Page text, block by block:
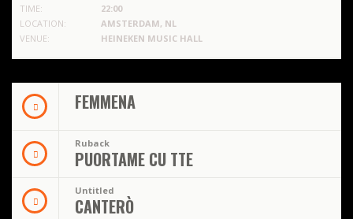
TIME:
22:00
LOCATION:
AMSTERDAM, NL
VENUE:
HEINEKEN MUSIC HALL
FEMMENA
Ruback
PUORTAME CU TTE
Untitled
CANTERÒ